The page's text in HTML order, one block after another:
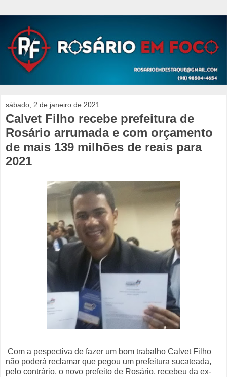
sábado, 2 de janeiro de 2021
Calvet Filho recebe prefeitura de
Rosário arrumada e com orçamento
de mais 139 milhões de reais para
2021
Com a pespectiva de fazer um bom trabalho Calvet Filho
não poderá reclamar que pegou um prefeitura sucateada,
pelo contrário, o novo prefeito de Rosário, recebeu da ex-